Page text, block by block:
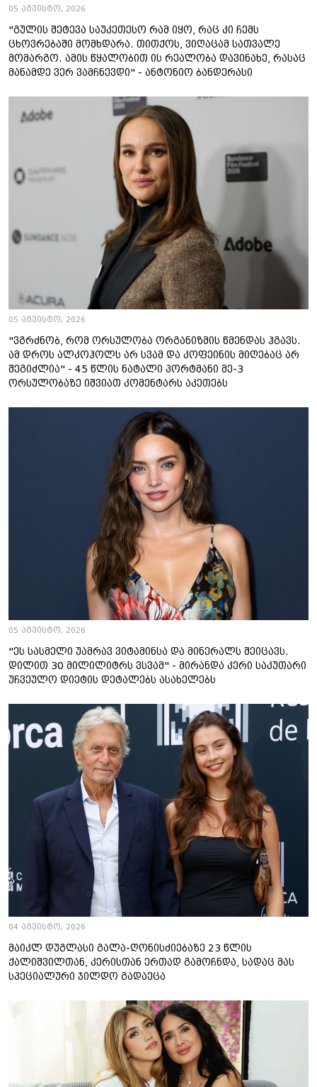
05 აგვისტო, 2026
"გულის შეტევა საუკეთესო რამ იყო, რაც კი ჩემს
ცხოვრებაში მომხდარა. თითქოს, ვიღაცამ სათვალე
მომარგო. ამის წყალობით ის რეალობა დავინახე, რასაც
მანამდე ვერ ვამჩნევდი" - ანტონიო ბანდერასი
05 აგვისტო, 2026
"ვგრძნობ, რომ ორსულობა ორგანიზმის წმენდას ჰგავს.
ამ დროს ალკოჰოლს არ სვამ და კოფეინის მიღებაც არ
შეგიძლია" - 45 წლის ნატალი პორტმანი მე-3
ორსულობაზე იშვიათ კომენტარს აკეთებს
05 აგვისტო, 2026
"ეს სასმელი უამრავ ვიტამინსა და მინერალს შეიცავს.
დილით 30 მილილიტრს ვსვამ" - მირანდა კერი საკუთარი
უჩვეულო დიეტის დეტალებს ასახელებს
04 აგვისტო, 2026
მაიკლ დუგლასი გალა-ღონისძიებაზე 23 წლის
ქალიშვილთან, კერისთან ერთად გამოჩნდა, სადაც მას
სპეციალური ჯილდო გადაეცა